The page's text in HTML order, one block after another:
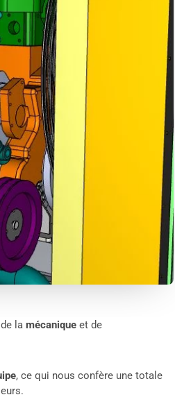
de lamécaniqueet de
, ce qui nous confère une totale